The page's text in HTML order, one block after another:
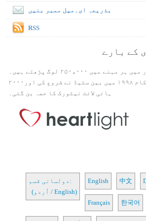
بذریعہ ای۔میل ممبر بنیں
RSS
کے بارے
آج کی آیت موجودہ دور میں ہر مہنے میں ۲۵۰،۰۰۰ لوگ پڑھتے ہیں۔
ورس آف دا ڈے ڈاٹ کام ۱۹۹۸ میں بین سٹیڈ نے شروع کی اور۲۰۰۰
ہائی لائٹ نیٹورک کا حصہ بن گئی۔
دولسانی قسم:
(اُردو / English)
English 中文
Français 한국어